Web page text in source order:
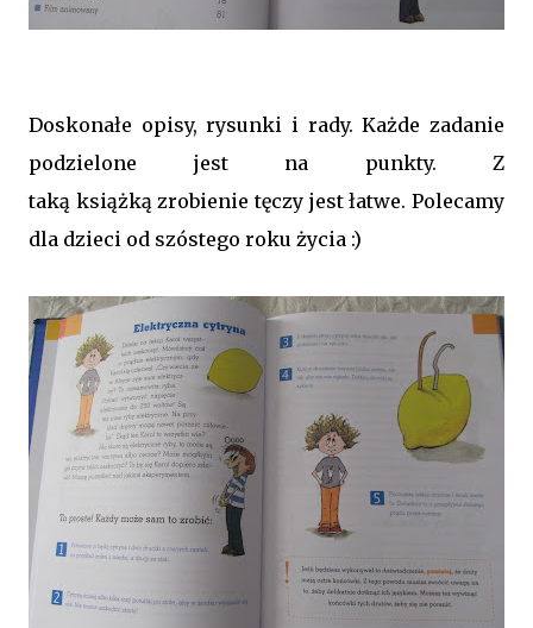
Doskonałe opisy, rysunki i rady. Każde zadanie
podzielone jest na punkty. Z
taką książką zrobienie tęczy jest łatwe. Polecamy
dla dzieci od szóstego roku życia :)